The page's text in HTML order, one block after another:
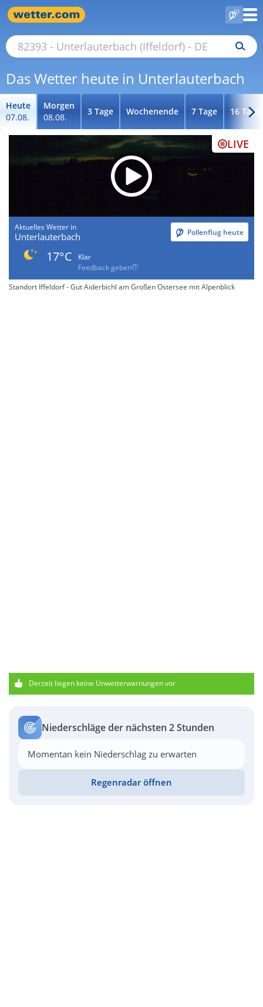
Das Wetter heute in Unterlauterbach
Heute
07.08.
Morgen
08.08.
3 Tage Wochenende 7 Tage 16 Tage
LIVE
Aktuelles Wetter in
Unterlauterbach Pollenflug heute
17°C
Klar
Feedback geben
Standort Iffeldorf - Gut Aiderbichl am Großen Ostersee mit Alpenblick
Derzeit liegen keine Unwetterwarnungen vor
Niederschläge der nächsten 2 Stunden
Momentan kein Niederschlag zu erwarten
Regenradar öffnen